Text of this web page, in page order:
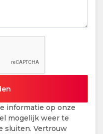
informatie op onze
mogelijk weer te
sluiten. Vertrouw